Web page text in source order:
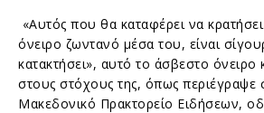
«Aυτός που θα καταφέρει να
όνειρο ζωντανό μέσα του, είναι
κατακτήσει», αυτό το άσβεστο
στους στόχους της, όπως περιέγραψε
Μακεδονικό Πρακτορείο Ειδήσεων,